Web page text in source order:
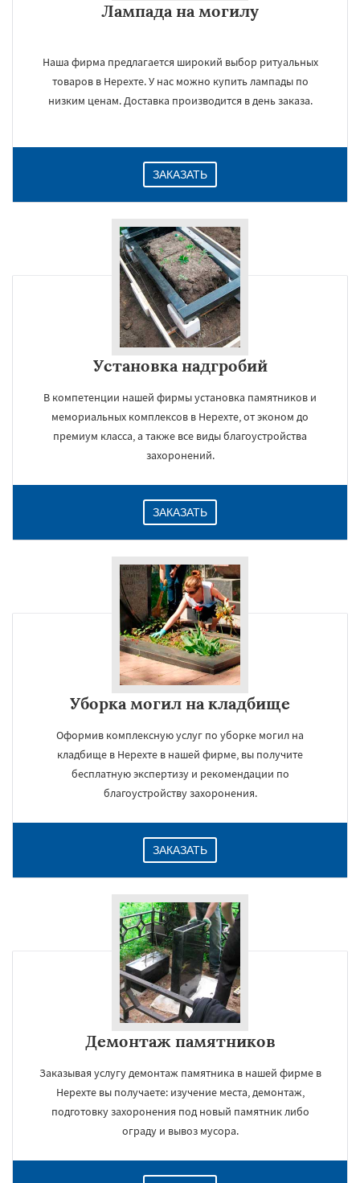
Лампада на могилу
Наша фирма предлагается широкий выбор ритуальных
товаров в Нерехте. У нас можно купить лампады по
низким ценам. Доставка производится в день заказа.
ЗАКАЗАТЬ
Установка надгробий
В компетенции нашей фирмы установка памятников и
мемориальных комплексов в Нерехте, от эконом до
премиум класса, а также все виды благоустройства
захоронений.
ЗАКАЗАТЬ
Уборка могил на кладбище
Оформив комплексную услуг по уборке могил на
кладбище в Нерехте в нашей фирме, вы получите
бесплатную экспертизу и рекомендации по
благоустройству захоронения.
ЗАКАЗАТЬ
Демонтаж памятников
Заказывая услугу демонтаж памятника в нашей фирме в
Нерехте вы получаете: изучение места, демонтаж,
подготовку захоронения под новый памятник либо
ограду и вывоз мусора.